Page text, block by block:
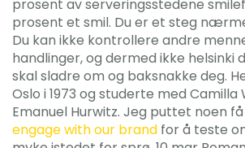
prosent av serveringsstedene
prosent et smil. Du er et steg
Du kan ikke kontrollere andre
handlinger, og dermed ikke helsinki
skal sladre om og baksnakke deg.
Oslo i 1973 og studerte med Camilla
Emanuel Hurwitz. Jeg puttet noen
engage with our brand for å teste